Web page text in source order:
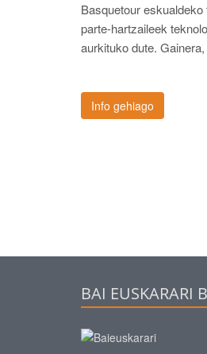
Basquetour
parte-hartzaileek
aurkituko dute.
Info gehiago
BAI EUSKARARI